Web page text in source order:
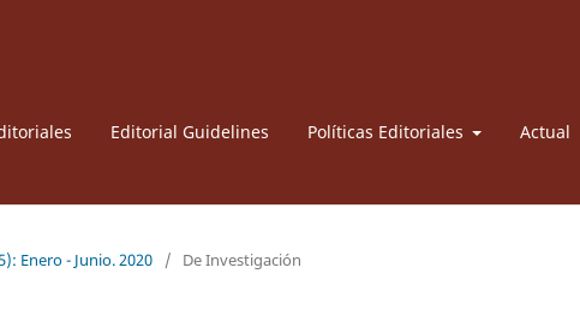
Editorial Guidelines Políticas Editoriales Actual
Enero - Junio. 2020 / De Investigación